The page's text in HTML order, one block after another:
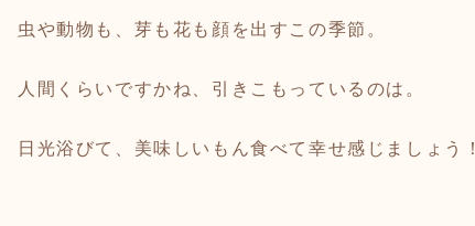
虫や動物も、芽も花も顔を出すこの季節。
人間くらいですかね、引きこもっているのは。
日光浴びて、美味しいもん食べて幸せ感じましょう！